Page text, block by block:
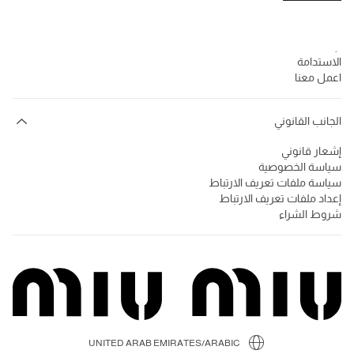
الاستدامة
اعمل معنا
الجانب القانوني
إشعار قانوني
سياسة الخصوصية
سياسة ملفات تعريف الارتباط
إعداد ملفات تعريف الارتباط
شروط الشراء
UNITED ARAB EMIRATES/ARABIC